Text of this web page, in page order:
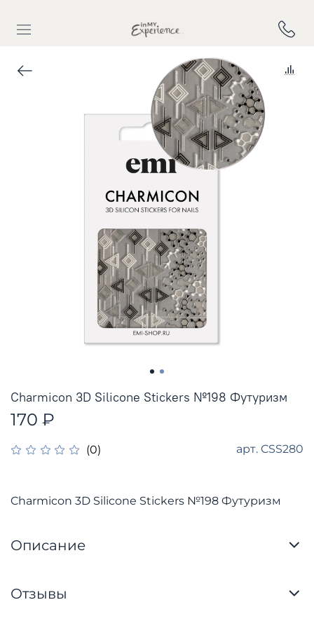
(0) арт. CSS280
Charmicon 3D Silicone Stickers №198 Футуризм
170 ₽
Charmicon 3D Silicone Stickers №198 Футуризм
Описание
Отзывы